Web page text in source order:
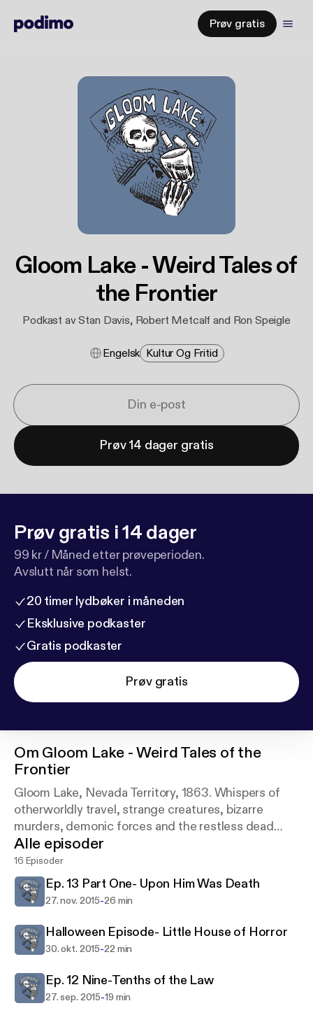
Prøv gratis
Gloom Lake - Weird Tales of
the Frontier
Podkast av Stan Davis, Robert Metcalf and Ron Speigle
Engelsk Kultur Og Fritid
Prøv 14 dager gratis
Prøv gratis i 14 dager
99 kr / Måned etter prøveperioden.
Avslutt når som helst.
20 timer lydbøker i måneden
Eksklusive podkaster
Gratis podkaster
Prøv gratis
Om Gloom Lake - Weird Tales of the
Frontier
Gloom Lake, Nevada Territory, 1863. Whispers of
otherworldly travel, strange creatures, bizarre
murders, demonic forces and the restless dead
abound. Who will have the courage and grit to face
the horrors? Subscribe to find out. A serial
Horror/Adventure.
Alle episoder
16 Episoder
Ep. 13 Part One- Upon Him Was Death
27. nov. 2015-26 min
Halloween Episode- Little House of Horror
30. okt. 2015-22 min
Ep. 12 Nine-Tenths of the Law
27. sep. 2015-19 min